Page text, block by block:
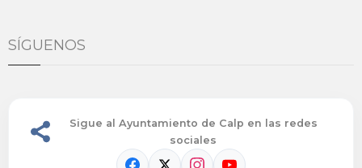
SÍGUENOS
Sigue al Ayuntamiento de Calp en las redes
sociales